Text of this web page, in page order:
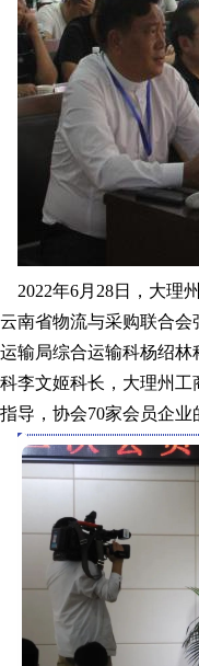
2022年6月28日，大理
南省物流与采购联合
输局综合运输科杨绍
李文姬科长，大理州
导，协会70家会员企